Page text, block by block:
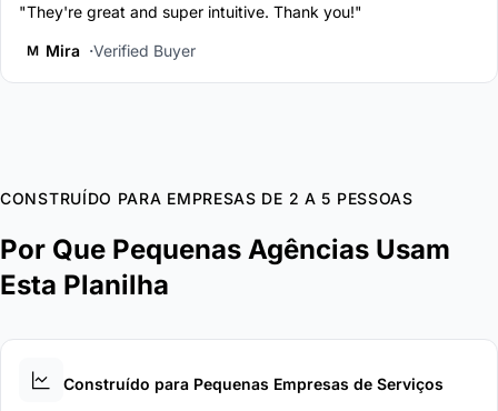
"They're great and super intuitive. Thank you!"
M Mira Verified Buyer
CONSTRUÍDO PARA EMPRESAS DE 2 A 5 PESSOAS
Por Que Pequenas Agências Usam
Esta Planilha
Construído para Pequenas Empresas de Serviços